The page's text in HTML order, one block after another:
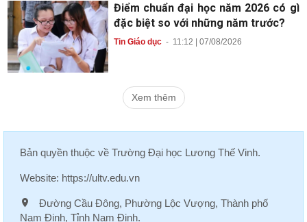
Điểm chuẩn đại học năm 2026 có gì
đặc biệt so với những năm trước?
Tin Giáo dục- 11:12 | 07/08/2026
Xem thêm
Bản quyền thuộc về Trường Đại học Lương Thế Vinh.
Website: https://ultv.edu.vn
Đường Cầu Đông, Phường Lộc Vượng, Thành phố
Nam Định, Tỉnh Nam Định.